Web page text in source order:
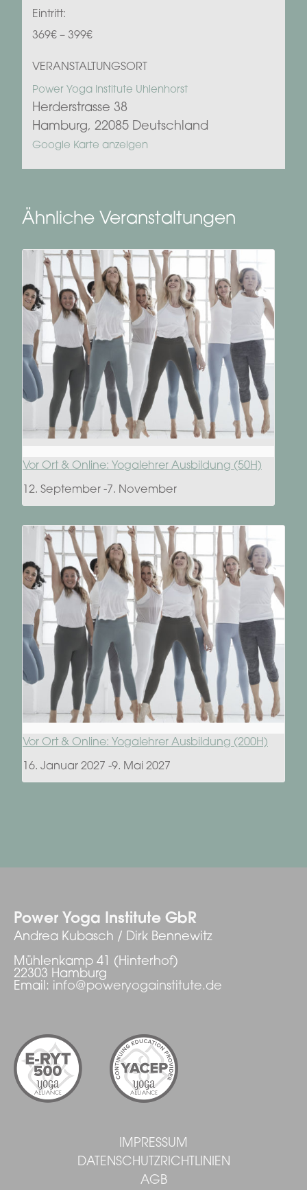
Eintritt:
369€ – 399€
VERANSTALTUNGSORT
Power Yoga Institute Uhlenhorst
Herderstrasse 38
Hamburg, 22085 Deutschland
Google Karte anzeigen
Ähnliche Veranstaltungen
Vor Ort & Online: Yogalehrer Ausbildung (50H)
12. September -7. November
Vor Ort & Online: Yogalehrer Ausbildung (200H)
16. Januar 2027 -9. Mai 2027
Power Yoga Institute GbR
Andrea Kubasch / Dirk Bennewitz
Mühlenkamp 41 (Hinterhof)
22303 Hamburg
Email: info@poweryogainstitute.de
IMPRESSUM
DATENSCHUTZRICHTLINIEN
AGB